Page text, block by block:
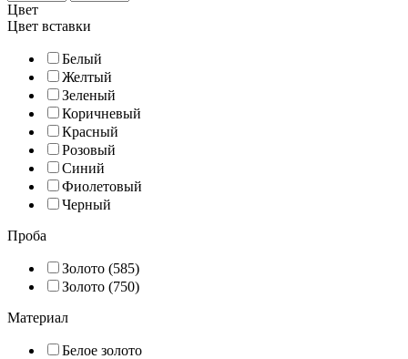
Цвет
Цвет вставки
Белый
Желтый
Зеленый
Коричневый
Красный
Розовый
Синий
Фиолетовый
Черный
Проба
Золото (585)
Золото (750)
Материал
Белое золото